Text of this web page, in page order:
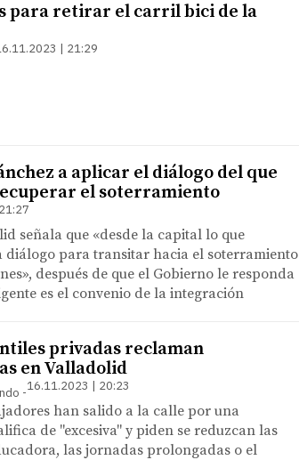
para retirar el carril bici de la
| 21:29
a aplicar el diálogo del que
el soterramiento
señala que «desde la capital lo que
diálogo para transitar hacia el soterramiento
después de que el Gobierno le responda
es el convenio de la integración
privadas reclaman
en Valladolid
16.11.2023 | 20:23
han salido a la calle por una
de "excesiva" y piden se reduzcan las
las jornadas prolongadas o el